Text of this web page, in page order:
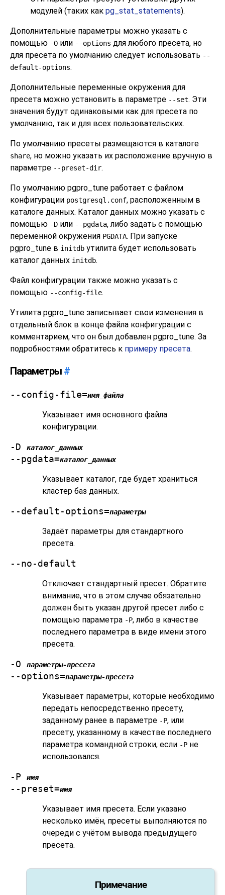
модулей (таких как pg_stat_statements).
Дополнительные параметры можно указать с
помощью -O или --options для любого пресета, но
для пресета по умолчанию следует использовать --
default-options.
Дополнительные переменные окружения для
пресета можно установить в параметре --set. Эти
значения будут одинаковыми как для пресета по
умолчанию, так и для всех пользовательских.
По умолчанию пресеты размещаются в каталоге
share, но можно указать их расположение вручную в
параметре --preset-dir.
По умолчанию pgpro_tune работает с файлом
конфигурации postgresql.conf, расположенным в
каталоге данных. Каталог данных можно указать с
помощью -D или --pgdata, либо задать с помощью
переменной окружения PGDATA. При запуске
pgpro_tune в initdb утилита будет использовать
каталог данных initdb.
Файл конфигурации также можно указать с
помощью --config-file.
Утилита pgpro_tune записывает свои изменения в
отдельный блок в конце файла конфигурации с
комментарием, что он был добавлен pgpro_tune. За
подробностями обратитесь к примеру пресета.
Параметры #
--config-file=имя_файла
Указывает имя основного файла
конфигурации.
-D каталог_данных
--pgdata=каталог_данных
Указывает каталог, где будет храниться
кластер баз данных.
--default-options=параметры
Задаёт параметры для стандартного
пресета.
--no-default
Отключает стандартный пресет. Обратите
внимание, что в этом случае обязательно
должен быть указан другой пресет либо с
помощью параметра -P, либо в качестве
последнего параметра в виде имени этого
пресета.
-O параметры-пресета
--options=параметры-пресета
Указывает параметры, которые необходимо
передать непосредственно пресету,
заданному ранее в параметре -P, или
пресету, указанному в качестве последнего
параметра командной строки, если -P не
использовался.
-P имя
--preset=имя
Указывает имя пресета. Если указано
несколько имён, пресеты выполняются по
очереди с учётом вывода предыдущего
пресета.
Примечание